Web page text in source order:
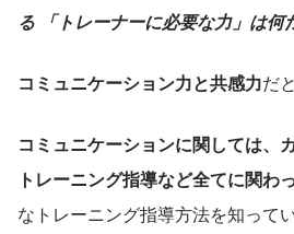
る 「トレーナーに必要な力」は何
コミュニケーション力と共感力だ
コミュニケーションに関しては、
トレーニング指導など全てに関わ
なトレーニング指導方法を知って